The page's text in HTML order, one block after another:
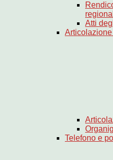
Atti
Telefono e